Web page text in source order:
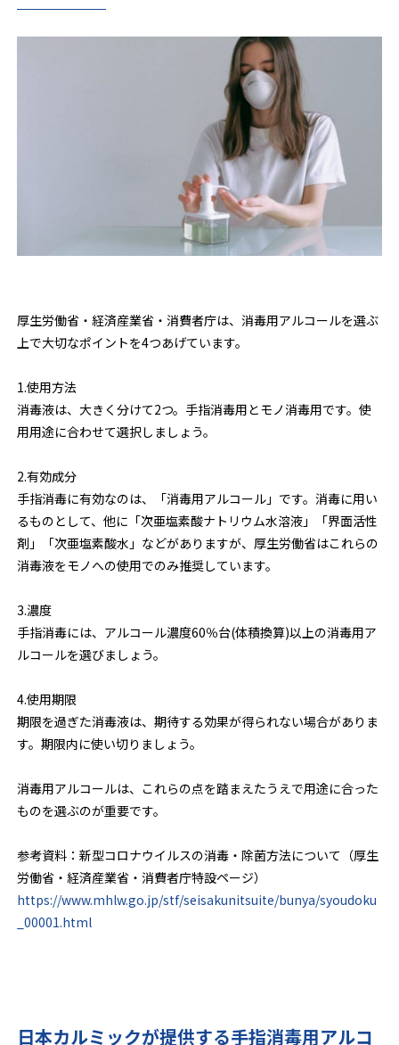
厚生労働省・経済産業省・消費者庁は、消毒用アルコールを選ぶ
上で大切なポイントを4つあげています。
1.使用方法
消毒液は、大きく分けて2つ。手指消毒用とモノ消毒用です。使
用用途に合わせて選択しましょう。
2.有効成分
手指消毒に有効なのは、「消毒用アルコール」です。消毒に用い
るものとして、他に「次亜塩素酸ナトリウム水溶液」「界面活性
剤」「次亜塩素酸水」などがありますが、厚生労働省はこれらの
消毒液をモノへの使用でのみ推奨しています。
3.濃度
手指消毒には、アルコール濃度60％台(体積換算)以上の消毒用ア
ルコールを選びましょう。
4.使用期限
期限を過ぎた消毒液は、期待する効果が得られない場合がありま
す。期限内に使い切りましょう。
消毒用アルコールは、これらの点を踏まえたうえで用途に合った
ものを選ぶのが重要です。
参考資料：新型コロナウイルスの消毒・除菌方法について（厚生
労働省・経済産業省・消費者庁特設ページ）
https://www.mhlw.go.jp/stf/seisakunitsuite/bunya/syoudoku
_00001.html
日本カルミックが提供する手指消毒用アルコ